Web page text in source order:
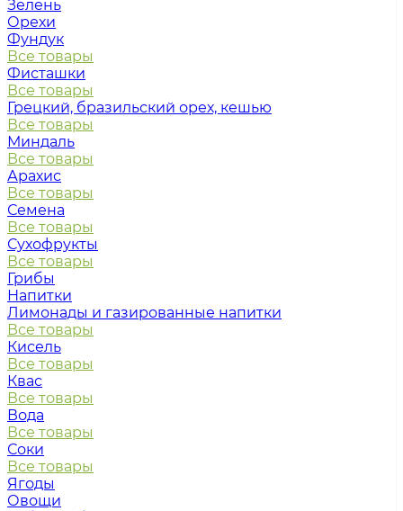
Зелень
Орехи
Фундук
Все товары
Фисташки
Все товары
Грецкий, бразильский орех, кешью
Все товары
Миндаль
Все товары
Арахис
Все товары
Семена
Все товары
Сухофрукты
Все товары
Грибы
Напитки
Лимонады и газированные напитки
Все товары
Кисель
Все товары
Квас
Все товары
Вода
Все товары
Соки
Все товары
Ягоды
Овощи